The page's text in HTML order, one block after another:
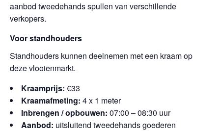
aanbod tweedehands spullen van verschillende
verkopers.
Voor standhouders
Standhouders kunnen deelnemen met een kraam op
deze vlooienmarkt.
Kraamprijs: €33
Kraamafmeting: 4 x 1 meter
Inbrengen / opbouwen: 07:00 – 08:30 uur
Aanbod: uitsluitend tweedehands goederen